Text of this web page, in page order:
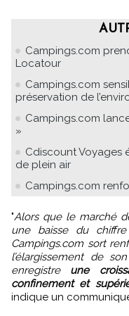
Campings.com
Locatour
Campings.com
préservation de
Campings.com
»
Cdiscount Voyages
de plein air
Campings.com
"Alors que le marché de l'hôtellerie de plein air enregistre
une baisse du chiffre
Campings.com sort
l’élargissement de
enregistre une
confinement et
indique un